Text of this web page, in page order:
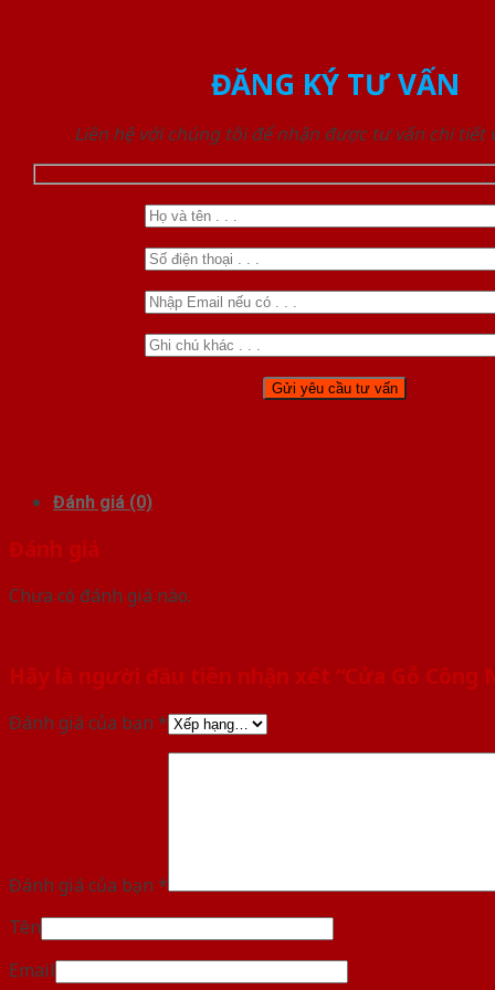
ĐĂNG KÝ TƯ VẤN
Liên hệ với chúng tôi để nhận được tư vấn chi tiết
Đánh giá (0)
Đánh giá
Chưa có đánh giá nào.
Hãy là người đầu tiên nhận xét “Cửa Gỗ Công
Đánh giá của bạn *
Đánh giá của bạn *
Tên
Email